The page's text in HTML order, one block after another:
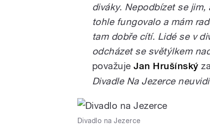
diváky. Nepodbízet se
tohle fungovalo a mám
tam dobře cítí. Lidé se v
odcházet se světýlkem
považujeJan Hrušínský
Divadle Na Jezerce
Divadlo na Jezerce